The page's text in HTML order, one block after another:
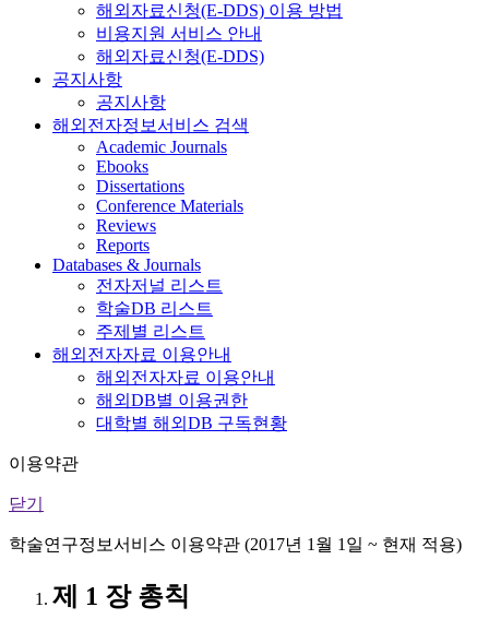
해외자료신청(E-DDS) 이용 방법
비용지원 서비스 안내
해외자료신청(E-DDS)
공지사항
공지사항
해외전자정보서비스 검색
Academic Journals
Ebooks
Dissertations
Conference Materials
Reviews
Reports
Databases & Journals
전자저널 리스트
학술DB 리스트
주제별 리스트
해외전자자료 이용안내
해외전자자료 이용안내
해외DB별 이용권한
대학별 해외DB 구독현황
이용약관
닫기
학술연구정보서비스 이용약관 (2017년 1월 1일 ~ 현재 적용)
제 1 장 총칙